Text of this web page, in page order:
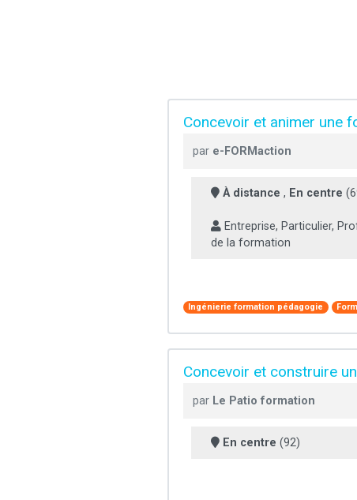
Concevoir et animer une
par e-FORMaction
À distance , En centre
Entreprise, Particulier,
de la formation
Ingénierie formation pédagogie
Concevoir et construire
par Le Patio formation
En centre (92)